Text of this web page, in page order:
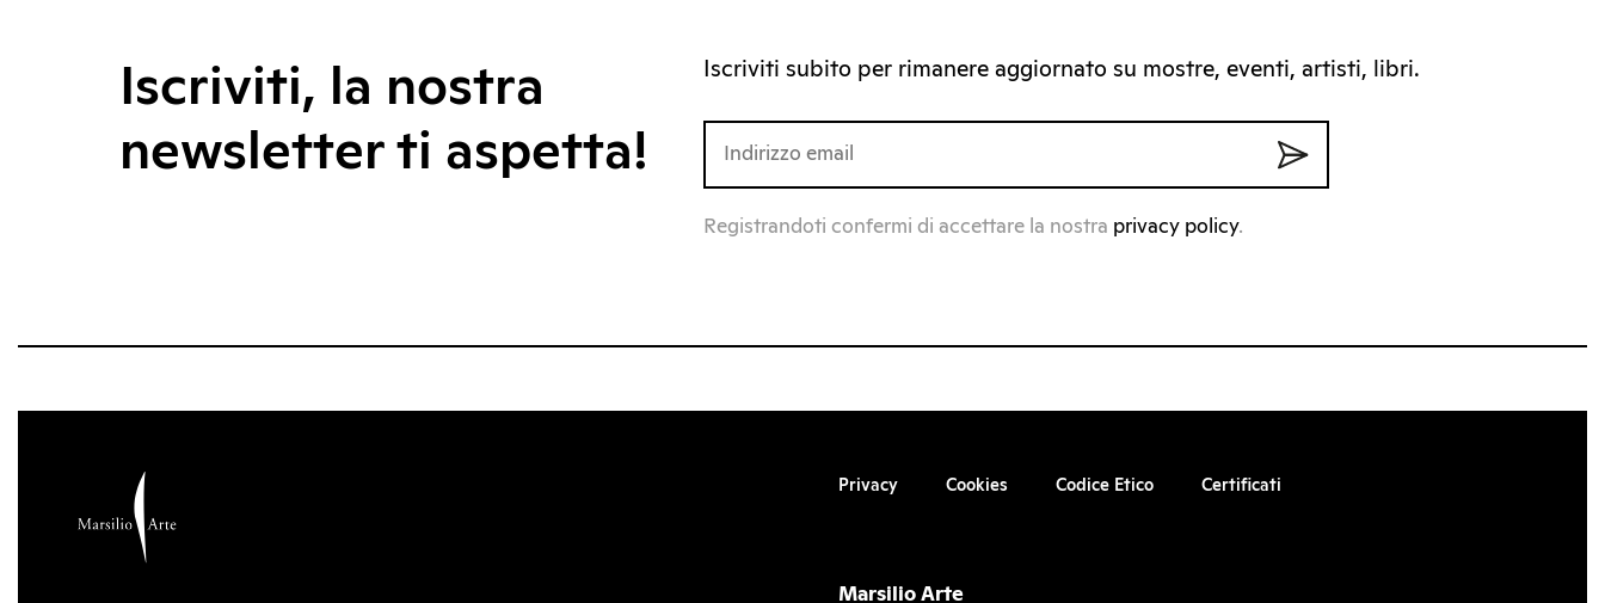
Iscriviti, la nostra
newsletter ti aspetta!
Iscriviti subito per rimanere aggiornato su mostre, eventi, artisti, libri.
Registrandoti confermi di accettare la nostra privacy policy.
Privacy Cookies Codice Etico Certificati
Marsilio Arte